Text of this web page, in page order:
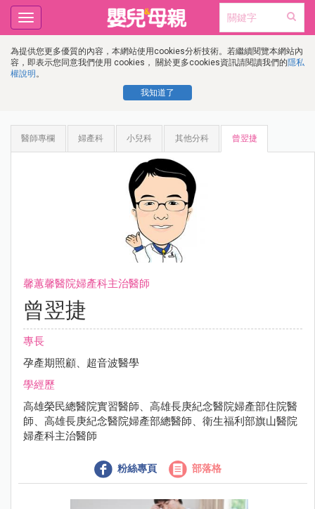
為提供您更多優質的內容，本網站使用cookies分析技術。若繼續閱覽本網站內
容，即表示您同意我們使用 cookies， 關於更多cookies資訊請閱讀我們的隱私
權說明 。
我知道了
Toggle
navigation
醫師專欄 婦產科 小兒科 其他分科 曾翌捷
馨蕙馨醫院婦產科主治醫師
曾翌捷
專長
孕產期照顧、超音波醫學
學經歷
高雄榮民總醫院實習醫師、高雄長庚紀念醫院婦產部住院醫
師、高雄長庚紀念醫院婦產部總醫師、衛生福利部旗山醫院
婦產科主治醫師
粉絲專頁 部落格